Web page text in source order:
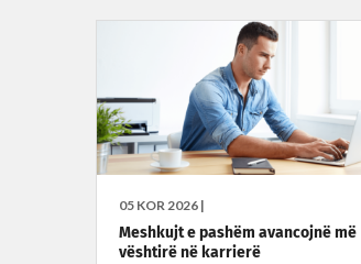
05 KOR 2026 |
Meshkujt e pashëm avancojnë më
vështirë në karrierë